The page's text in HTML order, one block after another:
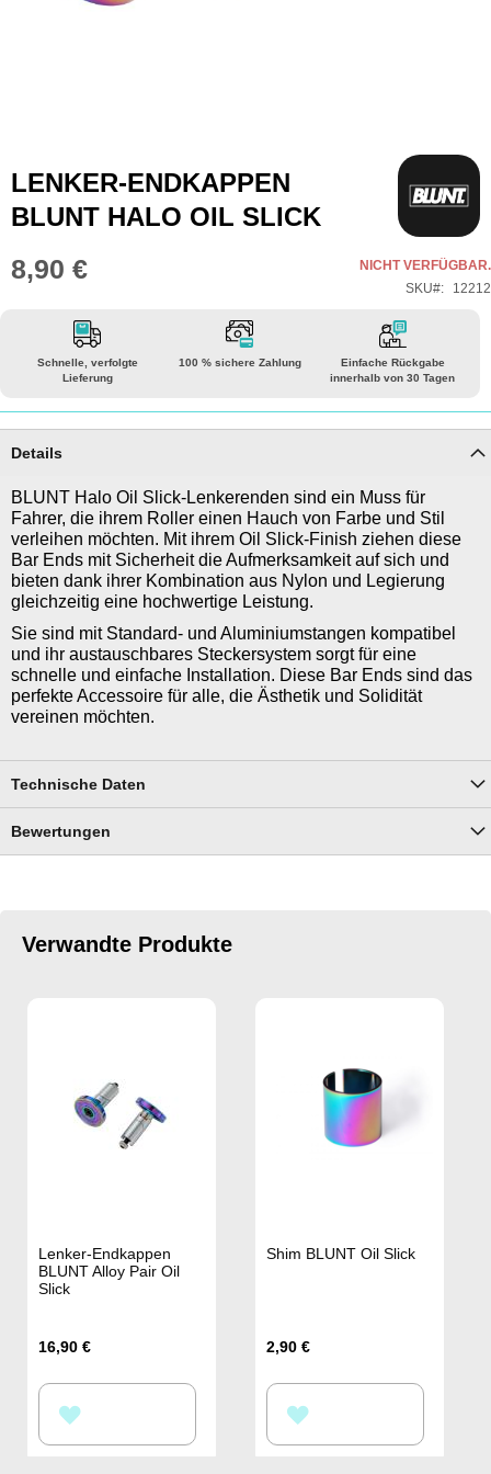
Zum
Anfang
der
Bildgalerie
springen
LENKER-ENDKAPPEN
BLUNT HALO OIL SLICK
8,90 €
NICHT VERFÜGBAR.
SKU
12212
Schnelle, verfolgte
Lieferung
100 % sichere Zahlung
Einfache Rückgabe
innerhalb von 30 Tagen
Details
BLUNT Halo Oil Slick-Lenkerenden sind ein Muss für
Fahrer, die ihrem Roller einen Hauch von Farbe und Stil
verleihen möchten. Mit ihrem Oil Slick-Finish ziehen diese
Bar Ends mit Sicherheit die Aufmerksamkeit auf sich und
bieten dank ihrer Kombination aus Nylon und Legierung
gleichzeitig eine hochwertige Leistung.
Sie sind mit Standard- und Aluminiumstangen kompatibel
und ihr austauschbares Steckersystem sorgt für eine
schnelle und einfache Installation. Diese Bar Ends sind das
perfekte Accessoire für alle, die Ästhetik und Solidität
vereinen möchten.
Technische Daten
Bewertungen
Verwandte Produkte
Lenker-Endkappen
BLUNT Alloy Pair Oil
Slick
16,90 €
WUNSCHLISTE
Shim BLUNT Oil Slick
2,90 €
WUNSCHLISTE